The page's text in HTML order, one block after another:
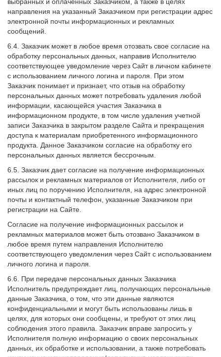
направления на указанный Заказчиком при регистрации адрес
электронной почты информационных и рекламных
сообщений.
6.4. Заказчик может в любое время отозвать свое согласие на
обработку персональных данных, направив Исполнителю
соответствующее уведомление через Сайт в личном кабинете
с использованием личного логина и пароля. При этом
Заказчик понимает и признает, что отзыв на обработку
персональных данных может потребовать удаления любой
информации, касающейся участия Заказчика в
информационном продукте, в том числе удаления учетной
записи Заказчика в закрытом разделе Сайта и прекращения
доступа к материалам приобретенного информационного
продукта. Данное Заказчиком согласие на обработку его
персональных данных является бессрочным.
6.5. Заказчик дает согласие на получение информационных
рассылок и рекламных материалов от Исполнителя, либо от
иных лиц по поручению Исполнителя, на адрес электронной
почты и контактный телефон, указанные Заказчиком при
регистрации на Сайте.
Согласие на получение информационных рассылок и
рекламных материалов может быть отозвано Заказчиком в
любое время путем направления Исполнителю
соответствующего уведомления через Сайт с использованием
личного логина и пароля.
6.6. При передаче персональных данных Заказчика
Исполнитель предупреждает лиц, получающих персональные
данные Заказчика, о том, что эти данные являются
конфиденциальными и могут быть использованы лишь в
целях, для которых они сообщены, и требуют от этих лиц
соблюдения этого правила. Заказчик вправе запросить у
Исполнителя полную информацию о своих персональных
данных, их обработке и использовании, а также потребовать